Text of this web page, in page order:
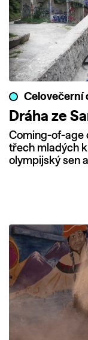
Celovečerní
Dráha ze
Coming-of-age
třech mladých
olympijský sen